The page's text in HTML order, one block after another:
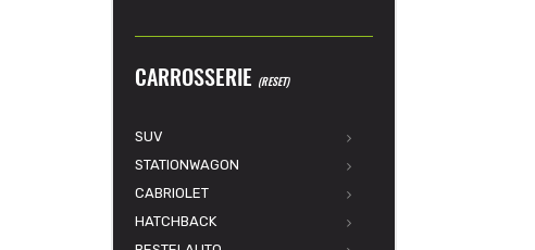
CARROSSERIE (RESET)
SUV
STATIONWAGON
CABRIOLET
HATCHBACK